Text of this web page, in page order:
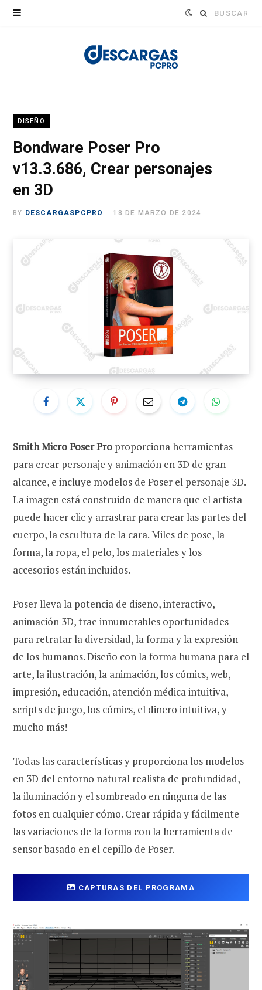
Buscar:
DISEÑO
Bondware Poser Pro
v13.3.686, Crear personajes
en 3D
BY DESCARGASPCPRO 18 DE MARZO DE 2024
Smith Micro Poser Pro proporciona herramientas
para crear personaje y animación en 3D de gran
alcance, e incluye modelos de Poser el personaje 3D.
La imagen está construido de manera que el artista
puede hacer clic y arrastrar para crear las partes del
cuerpo, la escultura de la cara. Miles de pose, la
forma, la ropa, el pelo, los materiales y los
accesorios están incluidos.
Poser lleva la potencia de diseño, interactivo,
animación 3D, trae innumerables oportunidades
para retratar la diversidad, la forma y la expresión
de los humanos. Diseño con la forma humana para el
arte, la ilustración, la animación, los cómics, web,
impresión, educación, atención médica intuitiva,
scripts de juego, los cómics, el dinero intuitiva, y
mucho más!
Todas las características y proporciona los modelos
en 3D del entorno natural realista de profundidad,
la iluminación y el sombreado en ninguna de las
fotos en cualquier cómo. Crear rápida y fácilmente
las variaciones de la forma con la herramienta de
sensor basado en el cepillo de Poser.
CAPTURAS DEL PROGRAMA